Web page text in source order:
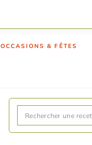
OCCASIONS & FÊTES